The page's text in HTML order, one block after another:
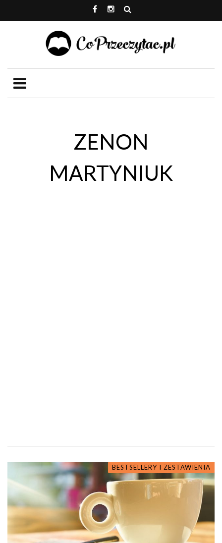
ZENON
MARTYNIUK
BESTSELLERY I ZESTAWIENIA